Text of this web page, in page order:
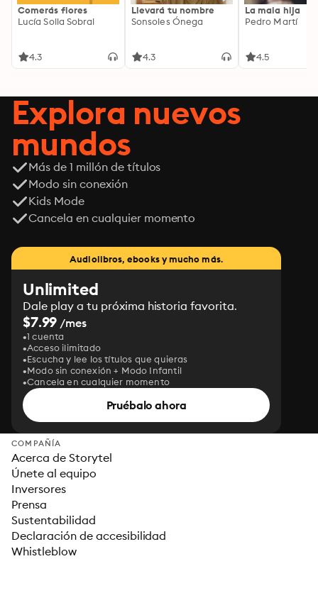
Comerás flores
Lucía Solla Sobral
4.3
Llevará tu nombre
Sonsoles Ónega
4.3
La mala hija
Pedro Martí
4.5
Explora nuevos
mundos
Más de 1 millón de títulos
Modo sin conexión
Kids Mode
Cancela en cualquier momento
Audiolibros, ebooks y mucho más.
Unlimited
Dale play a tu próxima historia favorita.
$7.99 /mes
1 cuenta
Acceso ilimitado
Escucha y lee los títulos que quieras
Modo sin conexión + Modo Infantil
Cancela en cualquier momento
Pruébalo ahora
COMPAÑÍA
Acerca de Storytel
Únete al equipo
Inversores
Prensa
Sustentabilidad
Declaración de accesibilidad
Whistleblow